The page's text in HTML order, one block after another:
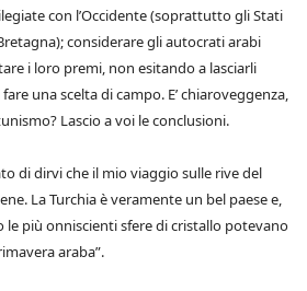
con l’Occidente (soprattutto gli Stati
considerare gli autocrati arabi
i loro premi, non esitando a lasciarli
una scelta di campo. E’ chiaroveggenza,
Lascio a voi le conclusioni.
di dirvi che il mio viaggio sulle rive del
La Turchia è veramente un bel paese e,
più onniscienti sfere di cristallo potevano
araba”.